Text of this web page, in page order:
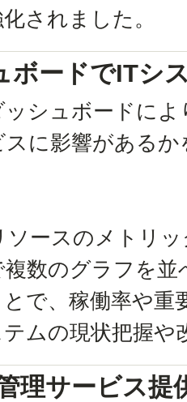
されました。
ボードでITシ
シュボードに
スに影響がある
ソースのメトリ
数のグラフを
で、稼働率や重
ムの現状把握や
理サービス提